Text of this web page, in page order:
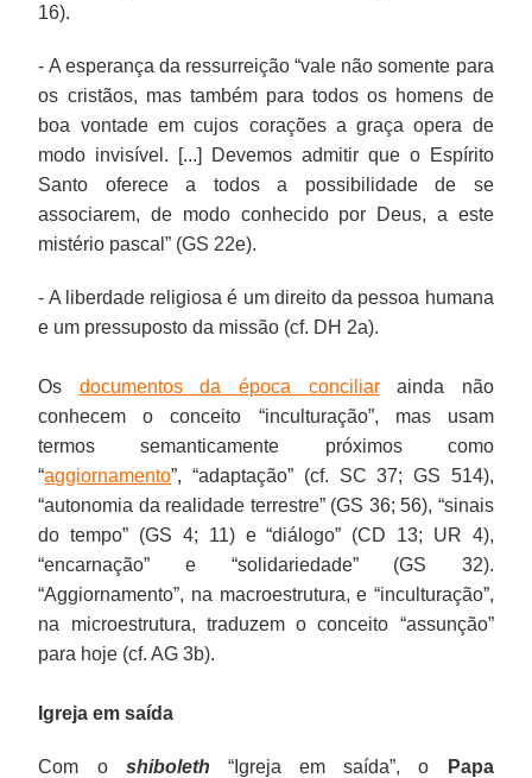
16).
- A esperança da ressurreição “vale não somente para
os cristãos, mas também para todos os homens de
boa vontade em cujos corações a graça opera de
modo invisível. [...] Devemos admitir que o Espírito
Santo oferece a todos a possibilidade de se
associarem, de modo conhecido por Deus, a este
mistério pascal” (GS 22e).
- A liberdade religiosa é um direito da pessoa humana
e um pressuposto da missão (cf. DH 2a).
Os documentos da época conciliarainda não
conhecem o conceito “inculturação”, mas usam
termos semanticamente próximos como
“aggiornamento”, “adaptação” (cf. SC 37; GS 514),
“autonomia da realidade terrestre” (GS 36; 56), “sinais
do tempo” (GS 4; 11) e “diálogo” (CD 13; UR 4),
“encarnação” e “solidariedade” (GS 32).
“Aggiornamento”, na macroestrutura, e “inculturação”,
na microestrutura, traduzem o conceito “assunção”
para hoje (cf. AG 3b).
Igreja em saída
Com o shiboleth “Igreja em saída”, o
Papa